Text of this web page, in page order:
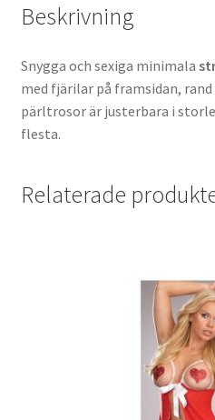
Beskrivning
Snygga och sexiga minimala
med fjärilar på framsidan,
pärltrosor är justerbara i
flesta.
Relaterade